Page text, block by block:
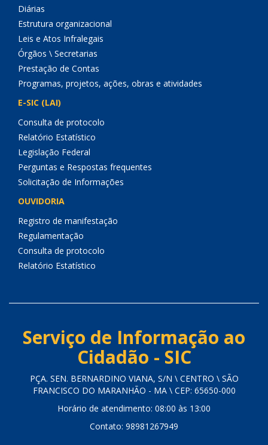
Diárias
Estrutura organizacional
Leis e Atos Infralegais
Órgãos \ Secretarias
Prestação de Contas
Programas, projetos, ações, obras e atividades
E-SIC (LAI)
Consulta de protocolo
Relatório Estatístico
Legislação Federal
Perguntas e Respostas frequentes
Solicitação de Informações
OUVIDORIA
Registro de manifestação
Regulamentação
Consulta de protocolo
Relatório Estatístico
Serviço de Informação ao
Cidadão - SIC
PÇA. SEN. BERNARDINO VIANA, S/N \ CENTRO \ SÃO
FRANCISCO DO MARANHÃO - MA \ CEP: 65650-000
Horário de atendimento: 08:00 às 13:00
Contato: 98981267949